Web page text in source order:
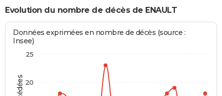
Evolution du nombre de décès de ENAULT
Données exprimées en nombre de décès (source :
Insee)
20
25